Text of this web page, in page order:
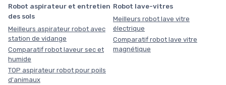
Robot aspirateur et entretien
des sols
Meilleurs aspirateur robot avec
station de vidange
Comparatif robot laveur sec et
humide
TOP aspirateur robot pour poils
d'animaux
Robot lave-vitres
Meilleurs robot lave vitre
électrique
Comparatif robot lave vitre
magnétique